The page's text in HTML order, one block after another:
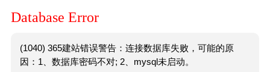
Database Error
(1040) 365建站错误警告：连接数据库失败，可能的原
因：1、数据库密码不对; 2、mysql未启动。